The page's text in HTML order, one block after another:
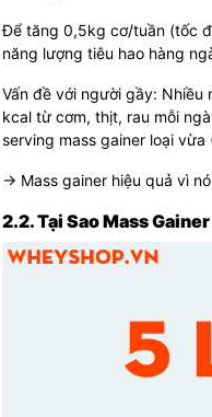
Để tăng 0,5kg cơ/tuần (tốc
năng lượng tiêu hao hàng
Vấn đề với người gầy:
kcal từ cơm, thịt, rau mỗi
serving mass gainer loại
→ Mass gainer hiệu quả vì
2.2. Tại Sao Mass